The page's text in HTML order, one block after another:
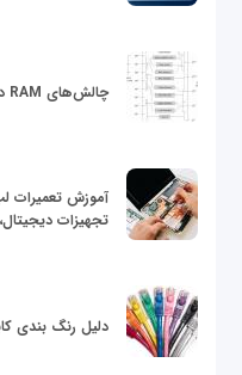
چالش‌های RAM در Workloadهای محاسباتی HPC
آموزش تعمیرات
تجهیزات
دلیل رنگ بندی